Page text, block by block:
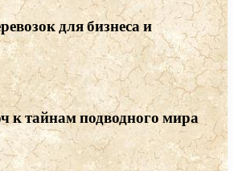
для бизнеса и
к тайнам подводного мира